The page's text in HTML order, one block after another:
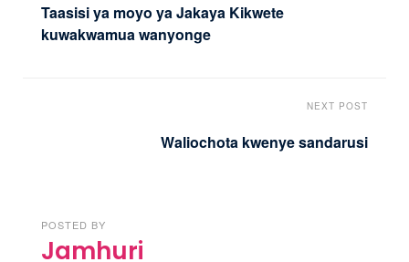
Taasisi ya moyo ya Jakaya Kikwete
kuwakwamua wanyonge
NEXT POST
Waliochota kwenye sandarusi
POSTED BY
Jamhuri